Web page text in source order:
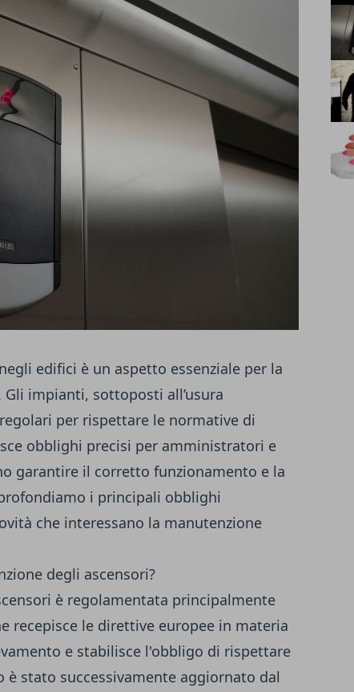
edifici è un aspetto essenziale per la
impianti, sottoposti all’usura
per rispettare le normative di
obblighi precisi per amministratori e
garantire il corretto funzionamento e la
i principali obblighi
che interessano la manutenzione
degli ascensori?
è regolamentata principalmente
recepisce le direttive europee in materia
e stabilisce l'obbligo di rispettare
stato successivamente aggiornato dal